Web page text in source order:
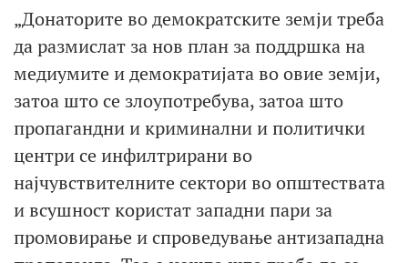
„Донаторите во демократските земји треба
да размислат за нов план за поддршка на
медиумите и демократијата во овие земји,
затоа што се злоупотребува, затоа што
пропагандни и криминални и политички
центри се инфилтрирани во
најчувствителните сектори во општествата
и всушност користат западни пари за
промовирање и спроведување антизападна